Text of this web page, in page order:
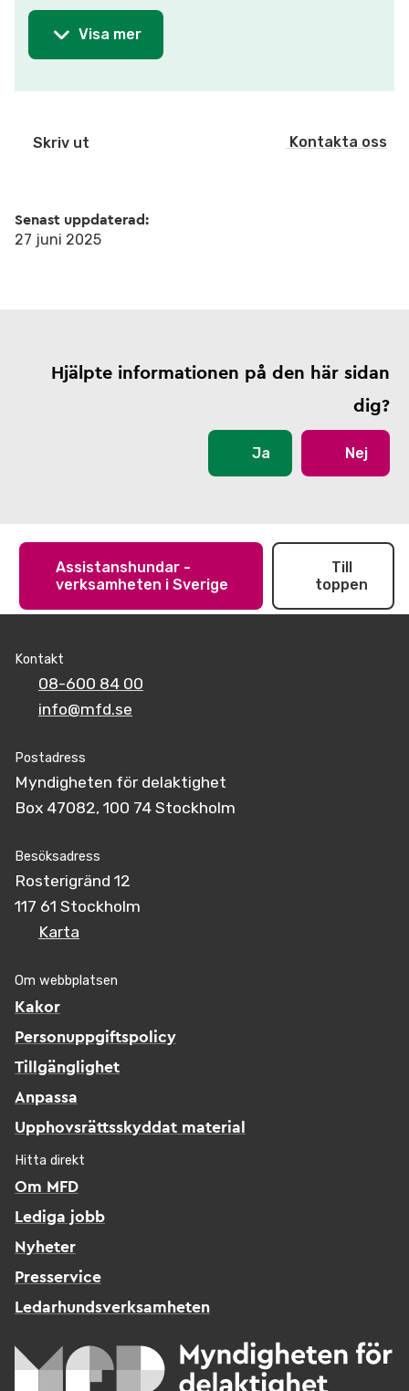
Visa mer
Skriv ut Kontakta oss
Senast uppdaterad:
27 juni 2025
Hjälpte informationen på den här sidan
dig?
Ja Nej
Assistanshundar -
verksamheten i Sverige
Till
toppen
Kontakt
08-600 84 00
info@mfd.se
Postadress
Myndigheten för delaktighet
Box 47082, 100 74 Stockholm
Besöksadress
Rosterigränd 12
117 61 Stockholm
Karta
Om webbplatsen
Kakor
Personuppgiftspolicy
Tillgänglighet
Anpassa
Upphovsrättsskyddat material
Hitta direkt
Om MFD
Lediga jobb
Nyheter
Presservice
Ledarhundsverksamheten